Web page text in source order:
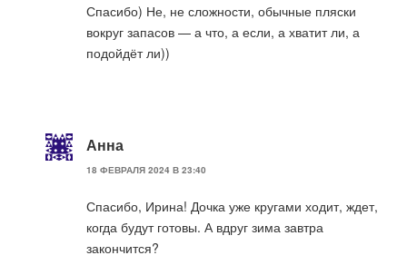
Спасибо) Не, не сложности, обычные пляски
вокруг запасов — а что, а если, а хватит ли, а
подойдёт ли))
Анна
18 ФЕВРАЛЯ 2024 В 23:40
Спасибо, Ирина! Дочка уже кругами ходит, ждет,
когда будут готовы. А вдруг зима завтра
закончится?